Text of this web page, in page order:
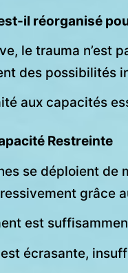
il réorganisé
le trauma n’est
des possibilités
aux capacités
Restreinte
se déploient de
grâce
est
écrasante,